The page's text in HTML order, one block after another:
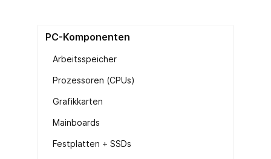
PC-Komponenten
Arbeitsspeicher
Prozessoren (CPUs)
Grafikkarten
Mainboards
Festplatten + SSDs